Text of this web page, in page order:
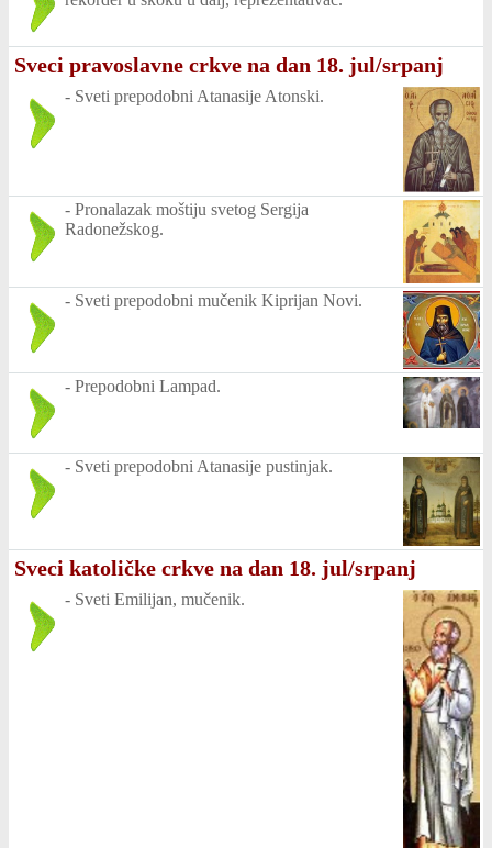
Sveci pravoslavne crkve na dan 18. jul/srpanj
- Sveti prepodobni Atanasije Atonski.
- Pronalazak moštiju svetog Sergija
Radonežskog.
- Sveti prepodobni mučenik Kiprijan Novi.
- Prepodobni Lampad.
- Sveti prepodobni Atanasije pustinjak.
Sveci katoličke crkve na dan 18. jul/srpanj
- Sveti Emilijan, mučenik.